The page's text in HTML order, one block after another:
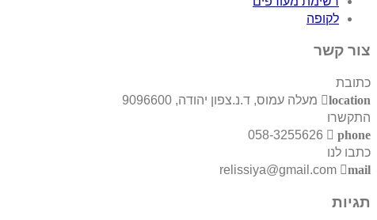
לקופה
צור קשר
כתובת
location
מעלה עמוס, ד.נ.צפון יהודה, 9096600
התקשרו
phone
כתבו לנו
mail
תגיות